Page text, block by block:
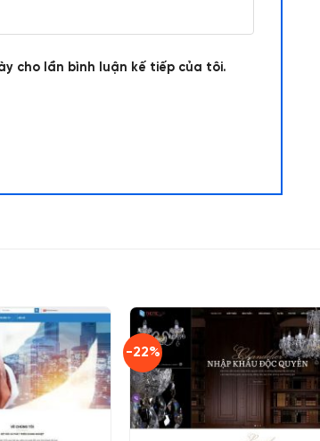
cho lần bình luận kế tiếp của tôi.
-22%